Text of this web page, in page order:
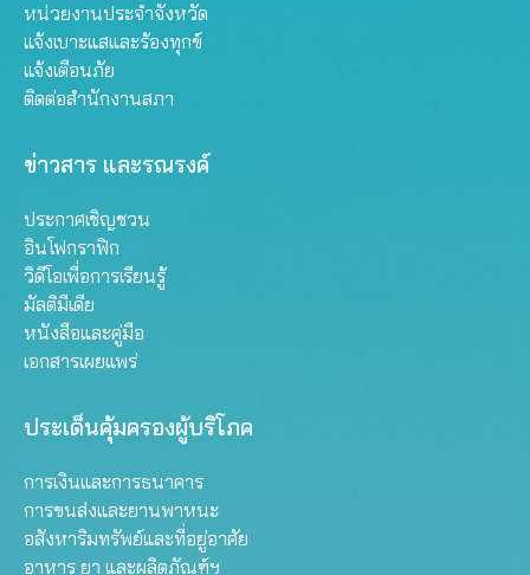
หน่วยงานประจำจังหวัด
แจ้งเบาะแสและร้องทุกข์
แจ้งเตือนภัย
ติดต่อสำนักงานสภา
ข่าวสาร และรณรงค์
ประกาศเชิญชวน
อินโฟกราฟิก
วิดีโอเพื่อการเรียนรู้
มัลติมีเดีย
หนังสือและคู่มือ
เอกสารเผยแพร่
ประเด็นคุ้มครองผู้บริโภค
การเงินและการธนาคาร
การขนส่งและยานพาหนะ
อสังหาริมทรัพย์และที่อยู่อาศัย
อาหาร ยา และผลิตภัณฑ์ฯ